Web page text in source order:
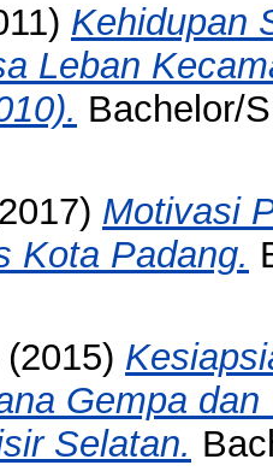
Kehidupan
Leban
Bachelor/
Motivasi
Kota Padang.
(2015)
Gempa
Selatan.